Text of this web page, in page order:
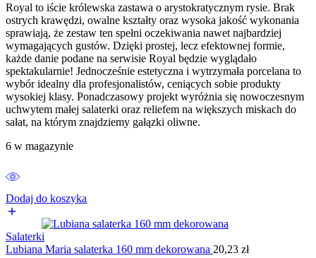
Royal to iście królewska zastawa o arystokratycznym rysie. Brak
ostrych krawędzi, owalne kształty oraz wysoka jakość wykonania
sprawiają, że zestaw ten spełni oczekiwania nawet najbardziej
wymagających gustów. Dzięki prostej, lecz efektownej formie,
każde danie podane na serwisie Royal będzie wyglądało
spektakularnie! Jednocześnie estetyczna i wytrzymała porcelana to
wybór idealny dla profesjonalistów, ceniących sobie produkty
wysokiej klasy. Ponadczasowy projekt wyróżnia się nowoczesnym
uchwytem małej salaterki oraz reliefem na większych miskach do
sałat, na którym znajdziemy gałązki oliwne.
6 w magazynie
Dodaj do koszyka
Salaterki
Lubiana Maria salaterka 160 mm dekorowana 20,23 zł